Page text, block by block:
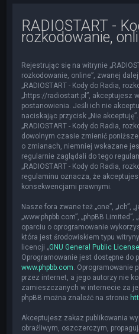
RADIOSTART -
rozkodowanie,
Rejestrując się na witrynie
rozkodowanie, online”, zwanej dalej
„RADIOSTART - Kody do Radia,
„https://radiostart.pl”, akceptujesz
postanowienia. Jeśli ich nie
naciskając przycisk „Nie
„RADIOSTART - Kody do Radia,
dowolnym czasie zmienić
o zmianach, niemniej wskazane
regularnie zaglądali do tego
„RADIOSTART - Kody do Radia,
regulaminu oznacza, że
konsekwencjami prawnymi.
Nasze fora zwane też „one”, „ich”,
„www.phpbb.com”, „phpBB Limited”,
oparciu o oprogramowanie
która jest środowiskiem typu
licencji „GNU General Public
Oprogramowanie jest dostępne do
www.phpbb.com . Oprogramowanie
przez internet, a jego autorzy nie
zamieszczanych w internecie za
phpBB można znaleźć na stronie
Akceptujesz zakaz publikowania
obraźliwym, oszczerczym,